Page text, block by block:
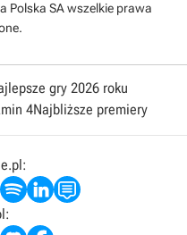
Polska SA wszelkie prawa
gry 2026 roku
4Najbliższe premiery